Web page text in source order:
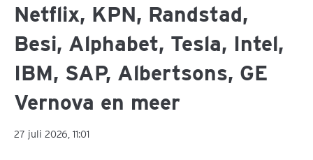
Netflix, KPN, Randstad,
Besi, Alphabet, Tesla, Intel,
IBM, SAP, Albertsons, GE
Vernova en meer
27 juli 2026, 11:01